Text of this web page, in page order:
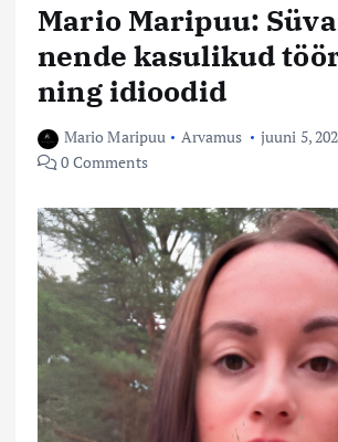
Mario Maripuu:
nende kasulikud
ning idioodid
Mario Maripuu Arvamus
juuni 5,
0 Comments